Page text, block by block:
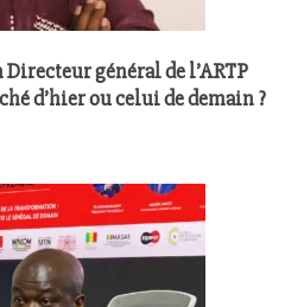
général de l’ARTP
d’hier ou celui de demain ?